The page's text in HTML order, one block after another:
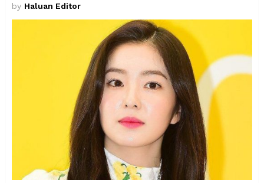
by Haluan Editor